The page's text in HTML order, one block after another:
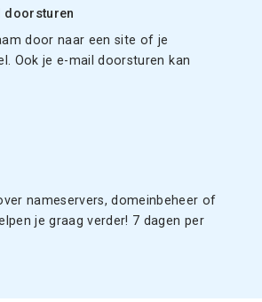
doorsturen
door naar een site of je
Ook je e-mail doorsturen kan
nameservers, domeinbeheer of
je graag verder! 7 dagen per